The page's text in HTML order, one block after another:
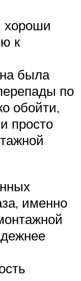
хороши
к
была
по
обойти,
просто
именно